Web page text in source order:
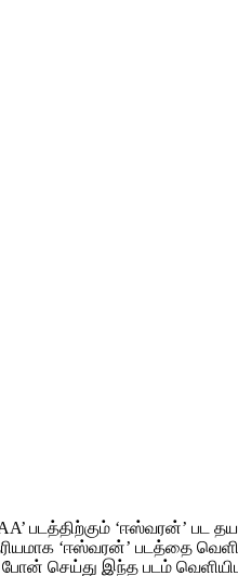
படத்திற்கும் ‘ஈஸ்வரன்’ பட
‘ஈஸ்வரன்’ படத்தை
செய்து இந்த படம்